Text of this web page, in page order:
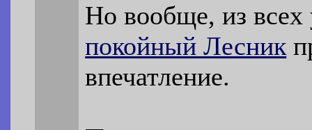
Но вообще, из всех
покойный Лесник
впечатление.